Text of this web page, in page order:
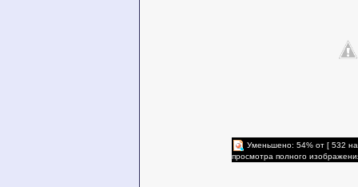
Уменьшено: 54% от [ 532
просмотра полного